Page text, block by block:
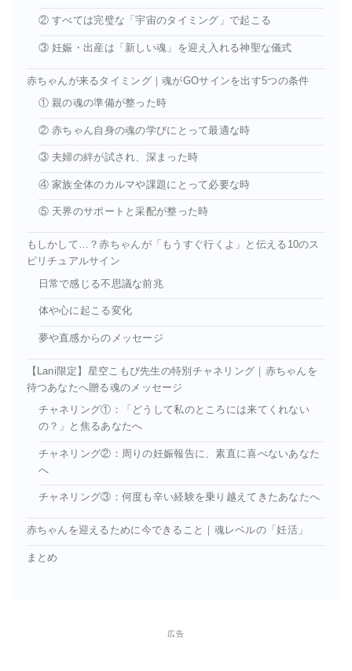
② すべては完璧な「宇宙のタイミング」で起こる
③ 妊娠・出産は「新しい魂」を迎え入れる神聖な儀式
赤ちゃんが来るタイミング｜魂がGOサインを出す5つの条件
① 親の魂の準備が整った時
② 赤ちゃん自身の魂の学びにとって最適な時
③ 夫婦の絆が試され、深まった時
④ 家族全体のカルマや課題にとって必要な時
⑤ 天界のサポートと采配が整った時
もしかして…？赤ちゃんが「もうすぐ行くよ」と伝える10のス
ピリチュアルサイン
日常で感じる不思議な前兆
体や心に起こる変化
夢や直感からのメッセージ
【Lani限定】星空こもぴ先生の特別チャネリング｜赤ちゃんを
待つあなたへ贈る魂のメッセージ
チャネリング①：「どうして私のところには来てくれない
の？」と焦るあなたへ
チャネリング②：周りの妊娠報告に、素直に喜べないあなた
へ
チャネリング③：何度も辛い経験を乗り越えてきたあなたへ
赤ちゃんを迎えるために今できること｜魂レベルの「妊活」
まとめ
広告